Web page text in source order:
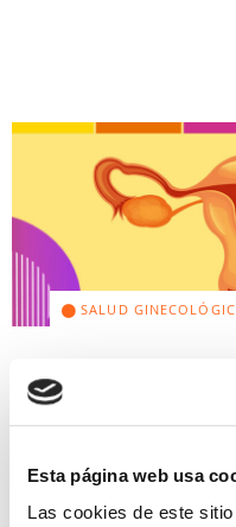
Esta página web usa
Las cookies de este
SALUD
Trompas de
obstruidas:
Soluciones